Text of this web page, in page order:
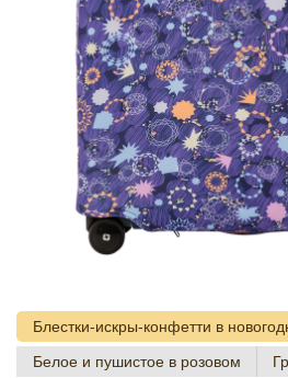
Блестки-искры-конфетти в
Белое и пушистое в розовом